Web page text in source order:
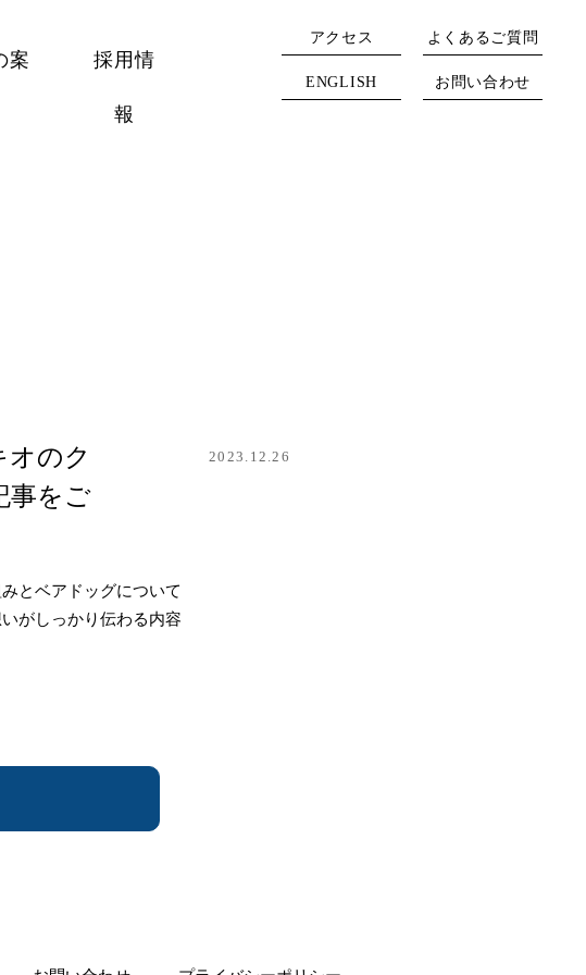
案 採用情
報
アクセス よくあるご質問
ENGLISH お問い合わせ
オのク
事をご
2023.12.26
とベアドッグについて
がしっかり伝わる内容